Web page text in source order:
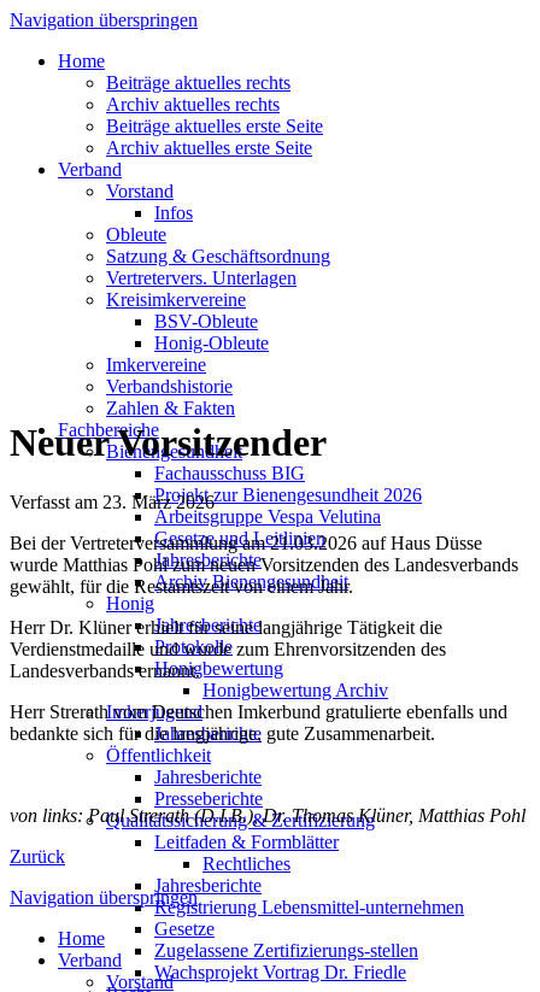
Navigation überspringen
Home
Beiträge aktuelles rechts
Archiv aktuelles rechts
Beiträge aktuelles erste Seite
Archiv aktuelles erste Seite
Verband
Vorstand
Infos
Obleute
Satzung & Geschäftsordnung
Vertretervers. Unterlagen
Kreisimkervereine
BSV-Obleute
Honig-Obleute
Imkervereine
Verbandshistorie
Zahlen & Fakten
Fachbereiche
Bienengesundheit
Fachausschuss BIG
Projekt zur Bienengesundheit 2026
Arbeitsgruppe Vespa Velutina
Gesetze und Leitlinien
Jahresberichte
Archiv Bienengesundheit
Honig
Jahresberichte
Protokolle
Honigbewertung
Honigbewertung Archiv
Imkerjugend
Jahresberichte
Öffentlichkeit
Jahresberichte
Presseberichte
Qualitätssicherung & Zertifizierung
Leitfaden & Formblätter
Rechtliches
Jahresberichte
Registrierung Lebensmittel-unternehmen
Gesetze
Zugelassene Zertifizierungs-stellen
Wachsprojekt Vortrag Dr. Friedle
Neuer Vorsitzender
Verfasst am 23. März 2026
Bei der Vertreterversammlung am 21.03.2026 auf Haus Düsse
wurde Matthias Pohl zum neuen Vorsitzenden des Landesverbands
gewählt, für die Restamtszeit von einem Jahr.
Herr Dr. Klüner erhielt für seine langjährige Tätigkeit die
Verdienstmedaille und wurde zum Ehrenvorsitzenden des
Landesverbands ernannt.
Herr Strerath vom Deutschen Imkerbund gratulierte ebenfalls und
bedankte sich für die langjährige, gute Zusammenarbeit.
von links: Paul Strerath (D.I.B.), Dr. Thomas Klüner, Matthias Pohl
Zurück
Navigation überspringen
Home
Verband
Vorstand